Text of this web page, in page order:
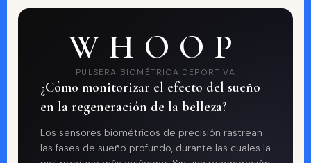
WHOOP
PULSERA BIOMÉTRICA DEPORTIVA
¿Cómo monitorizar el efecto del sueño
en la regeneración de la belleza?
Los sensores biométricos de precisión rastrean
las fases de sueño profundo, durante las cuales la